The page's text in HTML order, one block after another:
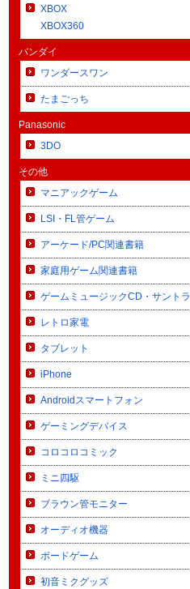
XBOX
XBOX360
バンダイ
ワンダースワン
たまごっち
Panasonic
3DO
その他
マニアックゲーム
LSI・FL管ゲーム
アーケード/PC関連書籍
家庭用ゲーム関連書籍
ゲームミュージックCD・サントラ
レトロ家電
タブレット
iPhone
Androidスマートフォン
ゲーミングデバイス
コロコロコミック
ミニ四駆
ブラウン管モニター
オーディオ機器
ボードゲーム
初音ミクグッズ